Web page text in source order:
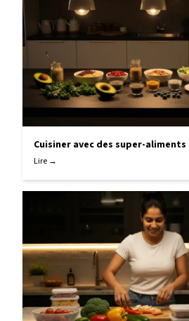
Cuisiner avec des super-aliments
Lire →